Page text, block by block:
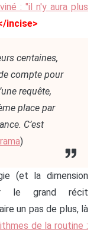
: "il n'y aura plus
incise>
centaines,
compte pour
requête,
place par
C’est
)
(et la dimension
le grand récit
un pas de plus, là
de la routine :